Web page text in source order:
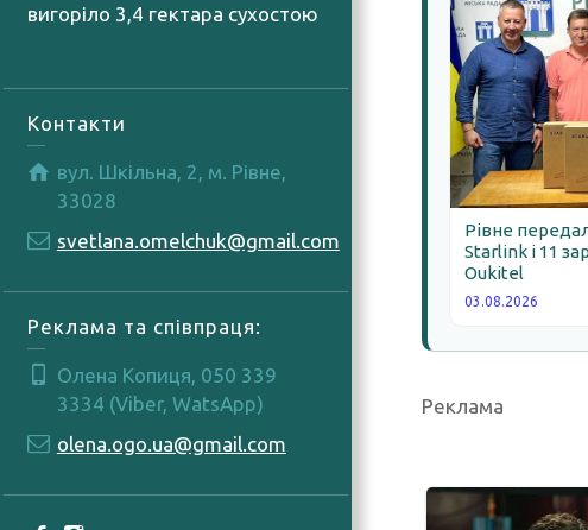
вигоріло 3,4 гектара сухостою
Контакти
вул. Шкільна, 2, м. Рівне,
33028
svetlana.omelchuk@gmail.com
Реклама та співпраця:
Олена Копиця, 050 339
3334 (Viber, WatsApp)
olena.ogo.ua@gmail.com
Рівне
Starlink і 11
Oukitel
03.08.2026
Реклама